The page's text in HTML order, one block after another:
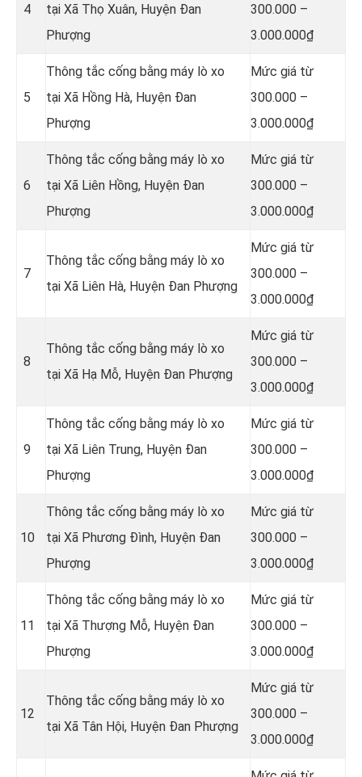
4
tại Xã Thọ Xuân, Huyện Đan
Phượng
300.000 –
3.000.000₫
5
Thông tắc cống bằng máy lò xo
tại Xã Hồng Hà, Huyện Đan
Phượng
Mức giá từ
300.000 –
3.000.000₫
6
Thông tắc cống bằng máy lò xo
tại Xã Liên Hồng, Huyện Đan
Phượng
Mức giá từ
300.000 –
3.000.000₫
7
Thông tắc cống bằng máy lò xo
tại Xã Liên Hà, Huyện Đan Phượng
Mức giá từ
300.000 –
3.000.000₫
8
Thông tắc cống bằng máy lò xo
tại Xã Hạ Mỗ, Huyện Đan Phượng
Mức giá từ
300.000 –
3.000.000₫
9
Thông tắc cống bằng máy lò xo
tại Xã Liên Trung, Huyện Đan
Phượng
Mức giá từ
300.000 –
3.000.000₫
10
Thông tắc cống bằng máy lò xo
tại Xã Phương Đình, Huyện Đan
Phượng
Mức giá từ
300.000 –
3.000.000₫
11
Thông tắc cống bằng máy lò xo
tại Xã Thượng Mỗ, Huyện Đan
Phượng
Mức giá từ
300.000 –
3.000.000₫
12
Thông tắc cống bằng máy lò xo
tại Xã Tân Hội, Huyện Đan Phượng
Mức giá từ
300.000 –
3.000.000₫